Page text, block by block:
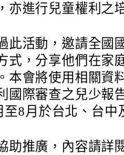
亦進行兒童權利之
此活動，邀請全國
式，分享他們在家
本會將使用相關資
國際審查之兒少報
至8月於台北、台
推廣，內容請詳